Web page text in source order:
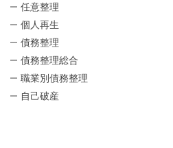
任意整理
個人再生
債務整理
債務整理総合
職業別債務整理
自己破産